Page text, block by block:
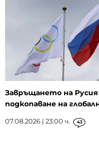
Завръщането на
подкопаване на
07.08.2026 | 23:00 ч. 43